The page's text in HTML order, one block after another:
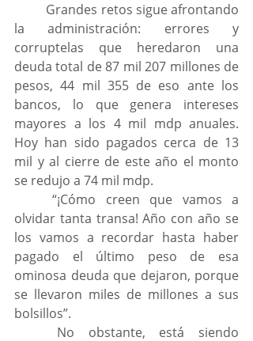
la administración: errores y
corruptelas que heredaron una
deuda total de 87 mil 207 millones de
pesos, 44 mil 355 de eso ante los
bancos, lo que genera intereses
mayores a los 4 mil mdp anuales.
Hoy han sido pagados cerca de 13
mil y al cierre de este año el monto
se redujo a 74 mil mdp.
	“¡Cómo creen que vamos a
olvidar tanta transa! Año con año se
los vamos a recordar hasta haber
pagado el último peso de esa
ominosa deuda que dejaron, porque
se llevaron miles de millones a sus
bolsillos”.